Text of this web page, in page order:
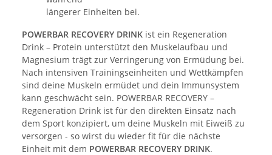
längerer Einheiten bei.
POWERBAR RECOVERY DRINK ist ein Regeneration
Drink – Protein unterstützt den Muskelaufbau und
Magnesium trägt zur Verringerung von Ermüdung bei.
Nach intensiven Trainingseinheiten und Wettkämpfen
sind deine Muskeln ermüdet und dein Immunsystem
kann geschwächt sein. POWERBAR RECOVERY –
Regeneration Drink ist für den direkten Einsatz nach
dem Sport konzipiert, um deine Muskeln mit Eiweiß zu
versorgen - so wirst du wieder fit für die nächste
Einheit mit dem POWERBAR RECOVERY DRINK.